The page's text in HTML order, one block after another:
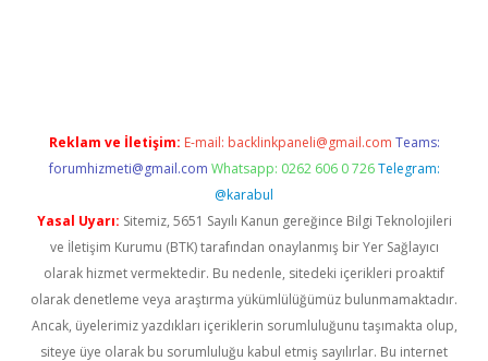
Reklam ve İletişim: E-mail: backlinkpaneli@gmail.com Teams:
forumhizmeti@gmail.com Whatsapp: 0262 606 0 726 Telegram:
@karabul
Yasal Uyarı: Sitemiz, 5651 Sayılı Kanun gereğince Bilgi Teknolojileri
ve İletişim Kurumu (BTK) tarafından onaylanmış bir Yer Sağlayıcı
olarak hizmet vermektedir. Bu nedenle, sitedeki içerikleri proaktif
olarak denetleme veya araştırma yükümlülüğümüz bulunmamaktadır.
Ancak, üyelerimiz yazdıkları içeriklerin sorumluluğunu taşımakta olup,
siteye üye olarak bu sorumluluğu kabul etmiş sayılırlar. Bu internet